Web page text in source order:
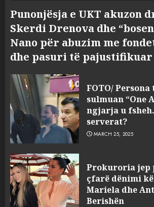
Punonjësja e UKT akuzon
Skerdi Drenova dhe
Nano për abuzim me
dhe pasuri të pajustifikuar
FOTO/
sulmuan “One
ngjarja u
serverat?
MARCH 25, 2025
Prokuroria jep
çfarë dënimi
Mariela dhe
Berishën